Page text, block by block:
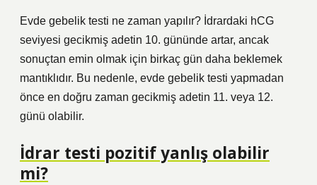
Evde gebelik testi ne zaman yapılır? İdrardaki hCG
seviyesi gecikmiş adetin 10. gününde artar, ancak
sonuçtan emin olmak için birkaç gün daha beklemek
mantıklıdır. Bu nedenle, evde gebelik testi yapmadan
önce en doğru zaman gecikmiş adetin 11. veya 12.
günü olabilir.
İdrar testi pozitif yanlış olabilir
mi?